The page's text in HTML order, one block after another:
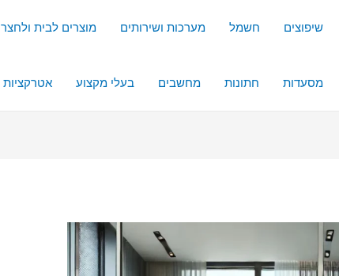
שיפוצים חשמל מערכות ושירותים מוצרים לבית ולחצר
מסעדות חתונות מחשבים בעלי מקצוע אטרקציות